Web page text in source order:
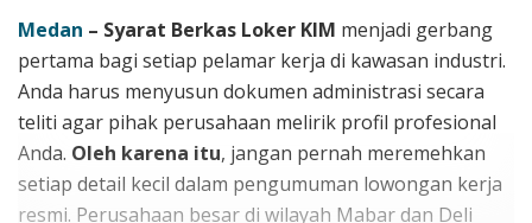
Medan – Syarat Berkas Loker KIM menjadi gerbang
pertama bagi setiap pelamar kerja di kawasan industri.
Anda harus menyusun dokumen administrasi secara
teliti agar pihak perusahaan melirik profil profesional
Anda. Oleh karena itu, jangan pernah meremehkan
setiap detail kecil dalam pengumuman lowongan kerja
resmi. Perusahaan besar di wilayah Mabar dan Deli